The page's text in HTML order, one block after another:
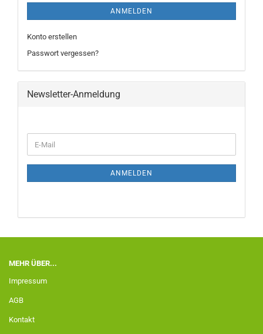
ANMELDEN
Konto erstellen
Passwort vergessen?
Newsletter-Anmeldung
ANMELDEN
MEHR ÜBER...
Impressum
AGB
Kontakt